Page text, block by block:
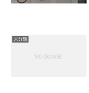
未分類